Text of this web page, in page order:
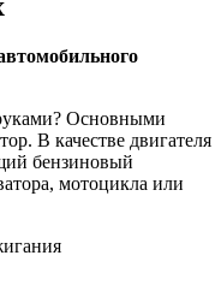
Основными
В качестве двигателя
бензиновый
мотоцикла или